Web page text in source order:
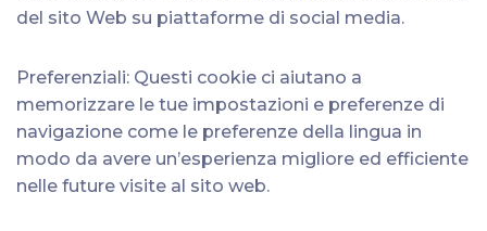
del sito Web su piattaforme di social media.
Preferenziali: Questi cookie ci aiutano a
memorizzare le tue impostazioni e preferenze di
navigazione come le preferenze della lingua in
modo da avere un’esperienza migliore ed efficiente
nelle future visite al sito web.